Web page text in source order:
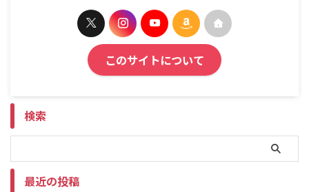
このサイトについて
検索
最近の投稿